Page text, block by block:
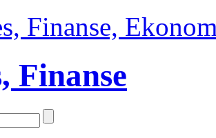
Finanse,
Finanse